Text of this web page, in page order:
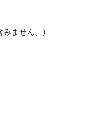
みません。)